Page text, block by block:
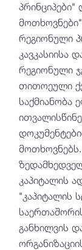
პრინციპები"
რეგიონული
კავკასიისა
რეგიონული
თითოეული
საქმიანობა
კაპიტალის
"კაპიტალის
განხილვის